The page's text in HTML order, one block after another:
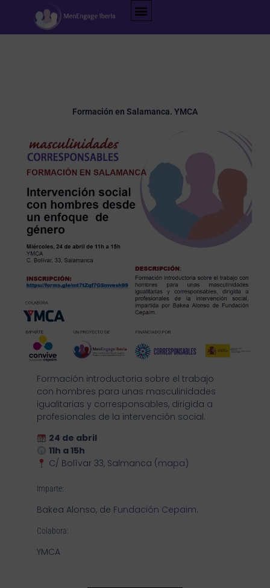
contenido
Formación en Salamanca. YMCA
Formación introductoria sobre el trabajo
con hombres para unas masculinidades
igualitarias y corresponsables, dirigida a
profesionales de la intervención social.
24 de abril
11h a 15h
C/ Bolívar 33, Salmanca (mapa)
Imparte:
Bakea Alonso, de Fundación Cepaim.
Colabora:
YMCA